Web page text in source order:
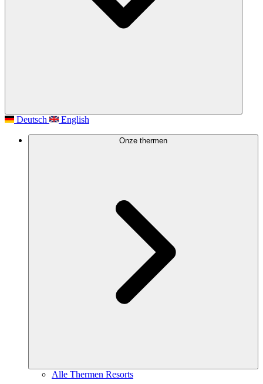
Deutsch English
Onze thermen
Alle Thermen Resorts